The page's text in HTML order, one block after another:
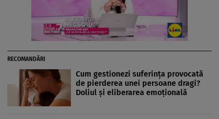
RECOMANDĂRI
Cum gestionezi suferinţa provocată
de pierderea unei persoane dragi?
Doliul şi eliberarea emoţională